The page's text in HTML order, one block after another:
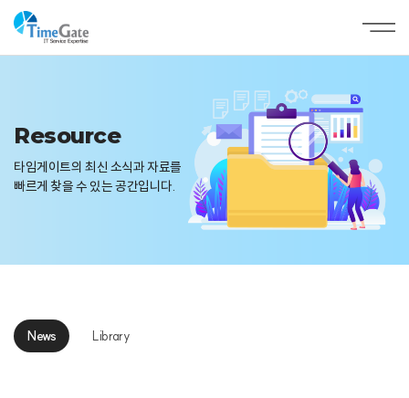
Resource
타임게이트의 최신 소식과 자료를
빠르게 찾을 수 있는 공간입니다.
News Library